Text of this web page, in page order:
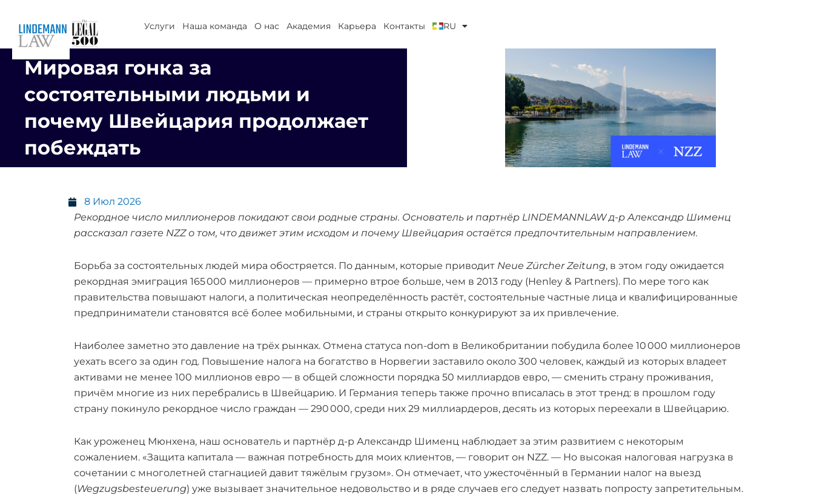
содержимому
Услуги Наша команда О нас Академия Карьера Контакты RU
Мировая гонка за
состоятельными людьми и
почему Швейцария продолжает
побеждать
8 Июл 2026
Рекордное число миллионеров покидают свои родные страны. Основатель и партнёр LINDEMANNLAW д-р Александр Шименц
рассказал газете NZZ о том, что движет этим исходом и почему Швейцария остаётся предпочтительным направлением.
Борьба за состоятельных людей мира обостряется. По данным, которые приводит Neue Zürcher Zeitung, в этом году ожидается
рекордная эмиграция 165 000 миллионеров — примерно втрое больше, чем в 2013 году (Henley & Partners). По мере того как
правительства повышают налоги, а политическая неопределённость растёт, состоятельные частные лица и квалифицированные
предприниматели становятся всё более мобильными, и страны открыто конкурируют за их привлечение.
Наиболее заметно это давление на трёх рынках. Отмена статуса non-dom в Великобритании побудила более 10 000 миллионеров
уехать всего за один год. Повышение налога на богатство в Норвегии заставило около 300 человек, каждый из которых владеет
активами не менее 100 миллионов евро — в общей сложности порядка 50 миллиардов евро, — сменить страну проживания,
причём многие из них перебрались в Швейцарию. И Германия теперь также прочно вписалась в этот тренд: в прошлом году
страну покинуло рекордное число граждан — 290 000, среди них 29 миллиардеров, десять из которых переехали в Швейцарию.
Как уроженец Мюнхена, наш основатель и партнёр д-р Александр Шименц наблюдает за этим развитием с некоторым
сожалением. «Защита капитала — важная потребность для моих клиентов, — говорит он NZZ. — Но высокая налоговая нагрузка в
сочетании с многолетней стагнацией давит тяжёлым грузом». Он отмечает, что ужесточённый в Германии налог на выезд
(Wegzugsbesteuerung) уже вызывает значительное недовольство и в ряде случаев его следует назвать попросту запретительным.